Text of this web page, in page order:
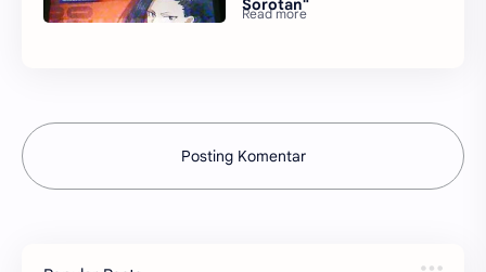
Sorotan"
Posting Komentar